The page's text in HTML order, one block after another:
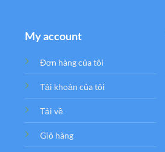
My account
Đơn hàng của tôi
Tải khoản của tôi
Tải về
Giỏ hàng